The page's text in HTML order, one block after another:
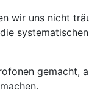
wir uns nicht
gemacht,